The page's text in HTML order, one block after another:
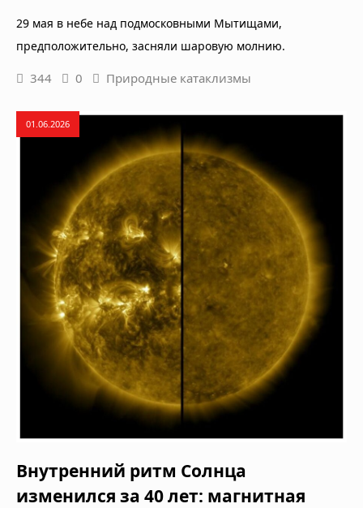
29 мая в небе над подмосковными Мытищами,
предположительно, засняли шаровую молнию.
344 0 Природные катаклизмы
01.06.2026
Внутренний ритм Солнца
изменился за 40 лет: магнитная